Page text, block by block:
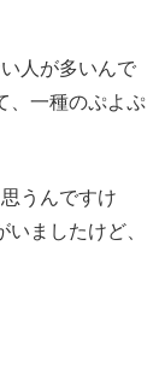
人が多いんで
、一種のぷよぷ
うんですけ
ましたけど、